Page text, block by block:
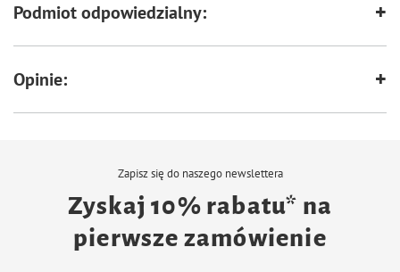
Podmiot odpowiedzialny:
Opinie:
Zapisz się do naszego newslettera
Zyskaj 10% rabatu* na
pierwsze zamówienie